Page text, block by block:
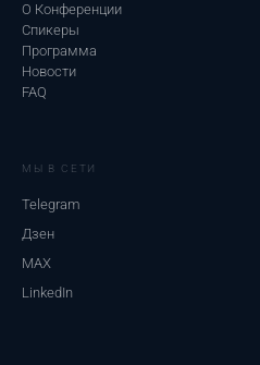
О Конференции
Спикеры
Программа
Новости
FAQ
МЫ В СЕТИ
Telegram
Дзен
MAX
LinkedIn